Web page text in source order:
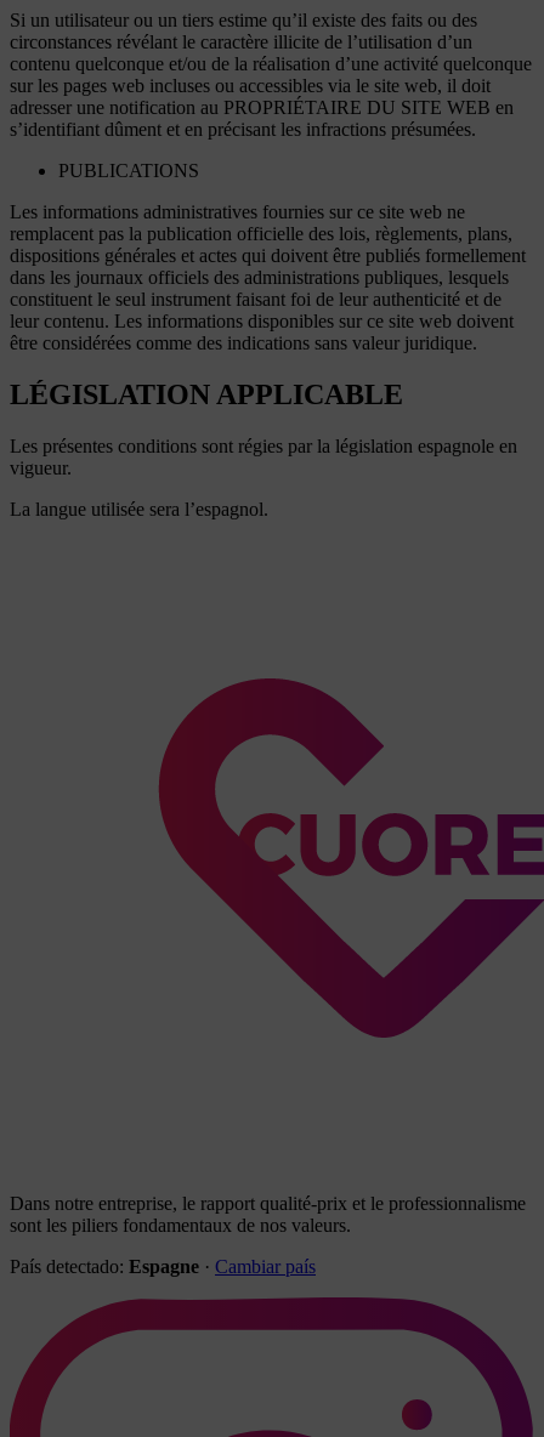
Si un utilisateur ou un tiers estime qu’il existe des faits ou des
circonstances révélant le caractère illicite de l’utilisation d’un
contenu quelconque et/ou de la réalisation d’une activité quelconque
sur les pages web incluses ou accessibles via le site web, il doit
adresser une notification au PROPRIÉTAIRE DU SITE WEB en
s’identifiant dûment et en précisant les infractions présumées.
PUBLICATIONS
Les informations administratives fournies sur ce site web ne
remplacent pas la publication officielle des lois, règlements, plans,
dispositions générales et actes qui doivent être publiés formellement
dans les journaux officiels des administrations publiques, lesquels
constituent le seul instrument faisant foi de leur authenticité et de
leur contenu. Les informations disponibles sur ce site web doivent
être considérées comme des indications sans valeur juridique.
LÉGISLATION APPLICABLE
Les présentes conditions sont régies par la législation espagnole en
vigueur.
La langue utilisée sera l’espagnol.
Dans notre entreprise, le rapport qualité-prix et le professionnalisme
sont les piliers fondamentaux de nos valeurs.
País detectado: Espagne · Cambiar país